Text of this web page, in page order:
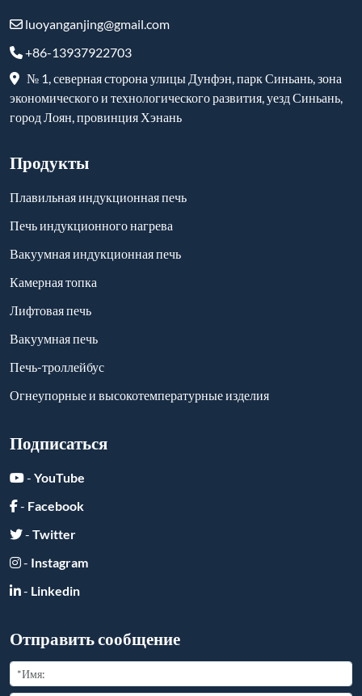
luoyanganjing@gmail.com
+86-13937922703
№ 1, северная сторона улицы Дунфэн, парк Синьань, зона
экономического и технологического развития, уезд Синьань,
город Лоян, провинция Хэнань
Продукты
Плавильная индукционная печь
Печь индукционного нагрева
Вакуумная индукционная печь
Камерная топка
Лифтовая печь
Вакуумная печь
Печь-троллейбус
Огнеупорные и высокотемпературные изделия
Подписаться
- YouTube
- Facebook
- Twitter
- Instagram
- Linkedin
Отправить сообщение